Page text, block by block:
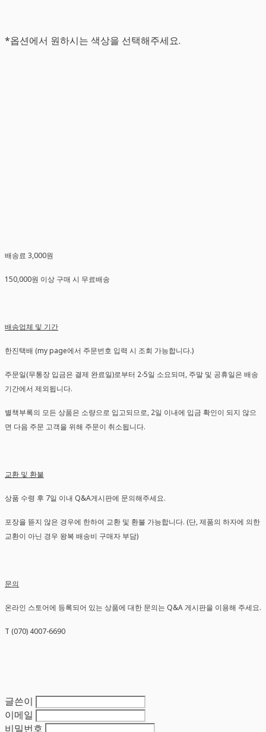
*옵션에서 원하시는 색상을 선택해주세요.
배송료 3,000원
150,000원 이상 구매 시 무료배송
배송업체 및 기간
한진택배 (my page에서 주문번호 입력 시 조회 가능합니다.)
주문일(무통장 입금은 결제 완료일)로부터 2-5일 소요되며, 주말 및 공휴일은 배송
기간에서 제외됩니다.
별책부록의 모든 상품은 소량으로 입고되므로, 2일 이내에 입금 확인이 되지 않으
면 다음 주문 고객을 위해 주문이 취소됩니다.
교환 및 환불
상품 수령 후 7일 이내 Q&A게시판에 문의해주세요.
포장을 뜯지 않은 경우에 한하여 교환 및 환불 가능합니다. (단, 제품의 하자에 의한
교환이 아닌 경우 왕복 배송비 구매자 부담)
문의
온라인 스토어에 등록되어 있는 상품에 대한 문의는 Q&A 게시판을 이용해 주세요.
T (070) 4007-6690
글쓴이
이메일
비밀번호